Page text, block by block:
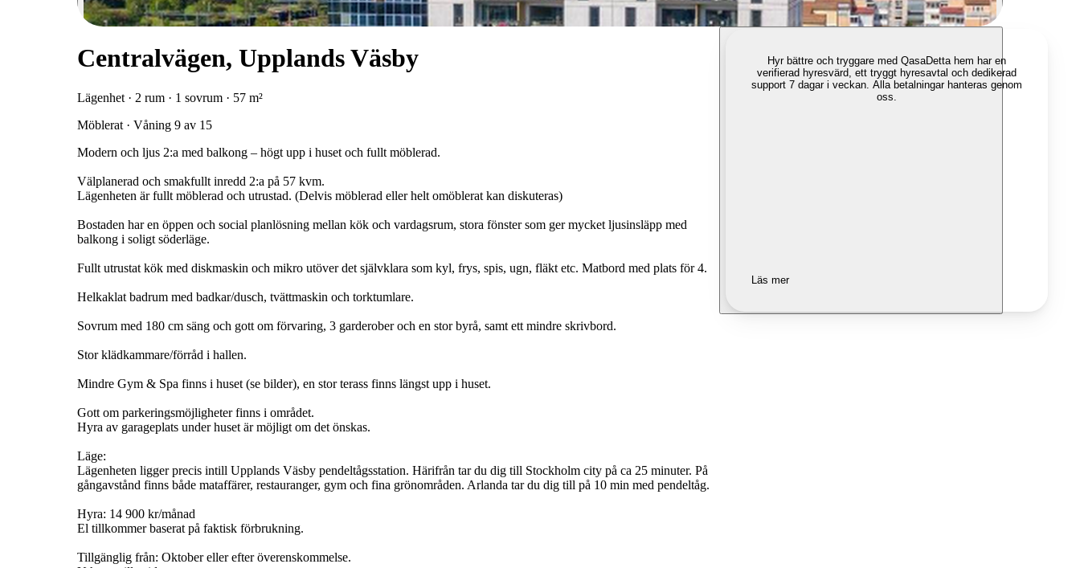
Centralvägen, Upplands Väsby
Lägenhet · 2 rum · 1 sovrum · 57 m²
Möblerat · Våning 9 av 15
Modern och ljus 2:a med balkong – högt upp i huset och fullt möblerad.
Välplanerad och smakfullt inredd 2:a på 57 kvm.
Lägenheten är fullt möblerad och utrustad. (Delvis möblerad eller helt omöblerat kan diskuteras)
Bostaden har en öppen och social planlösning mellan kök och vardagsrum, stora fönster som ger mycket ljusinsläpp med
balkong i soligt söderläge.
Fullt utrustat kök med diskmaskin och mikro utöver det självklara som kyl, frys, spis, ugn, fläkt etc. Matbord med plats för 4.
Helkaklat badrum med badkar/dusch, tvättmaskin och torktumlare.
Sovrum med 180 cm säng och gott om förvaring, 3 garderober och en stor byrå, samt ett mindre skrivbord.
Stor klädkammare/förråd i hallen.
Mindre Gym & Spa finns i huset (se bilder), en stor terass finns längst upp i huset.
Gott om parkeringsmöjligheter finns i området.
Hyra av garageplats under huset är möjligt om det önskas.
Läge:
Lägenheten ligger precis intill Upplands Väsby pendeltågsstation. Härifrån tar du dig till Stockholm city på ca 25 minuter. På
gångavstånd finns både mataffärer, restauranger, gym och fina grönområden. Arlanda tar du dig till på 10 min med pendeltåg.
Hyra: 14 900 kr/månad
El tillkommer baserat på faktisk förbrukning.
Tillgänglig från: Oktober eller efter överenskommelse.
Hyr bättre och tryggare med QasaDetta hem har en
verifierad hyresvärd, ett tryggt hyresavtal och dedikerad
support 7 dagar i veckan. Alla betalningar hanteras genom
oss.
Läs mer